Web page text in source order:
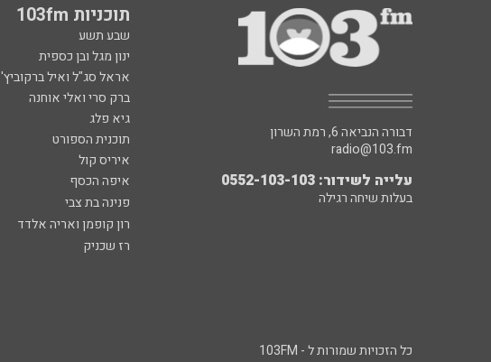
תוכניות 103fm
שבע תשע
ינון מגל ובן כספית
אראל סג"ל ואיל ברקוביץ'
ברק סרי ואלי אוחנה
גיא פלג
תוכנית הספורט
איריס קול
איפה הכסף
פנינה בת צבי
רון קופמן ואריה אלדד
רז שכניק
דבורה הנביאה 6, רמת השרון
radio@103.fm
עלייה לשידור: 0552-103-103
בעלות שיחה רגילה
כל הזכויות שמורות ל - 103FM